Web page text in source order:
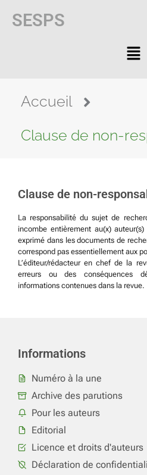
SESPS
Accueil
Clause de non-
Clause de non-
La responsabilité du sujet de
incombe entièrement au(x)
exprimé dans les documents de
correspond pas essentiellement aux
L’éditeur/rédacteur en chef de la
erreurs ou des conséquences
informations contenues dans la revue.
Informations
Numéro à la une
Archive des parutions
Pour les auteurs
Editorial
Licence et droits d'auteurs
Déclaration de